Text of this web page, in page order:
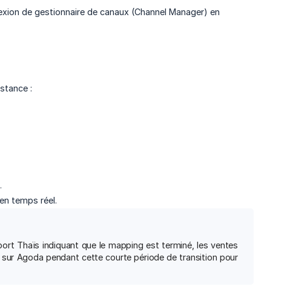
de gestionnaire de canaux (Channel Manager) en
:
temps réel.
Thaïs indiquant que le mapping est terminé, les ventes
Agoda pendant cette courte période de transition pour